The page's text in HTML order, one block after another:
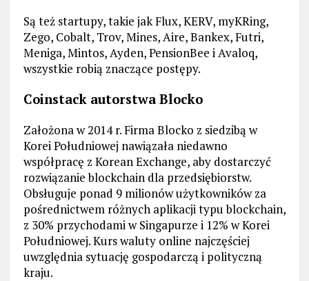
Są też startupy, takie jak Flux, KERV, myKRing,
Zego, Cobalt, Trov, Mines, Aire, Bankex, Futri,
Meniga, Mintos, Ayden, PensionBee i Avaloq,
wszystkie robią znaczące postępy.
Coinstack autorstwa Blocko
Założona w 2014 r. Firma Blocko z siedzibą w
Korei Południowej nawiązała niedawno
współpracę z Korean Exchange, aby dostarczyć
rozwiązanie blockchain dla przedsiębiorstw.
Obsługuje ponad 9 milionów użytkowników za
pośrednictwem różnych aplikacji typu blockchain,
z 30% przychodami w Singapurze i 12% w Korei
Południowej. Kurs waluty online najczęściej
uwzględnia sytuację gospodarczą i polityczną
kraju.